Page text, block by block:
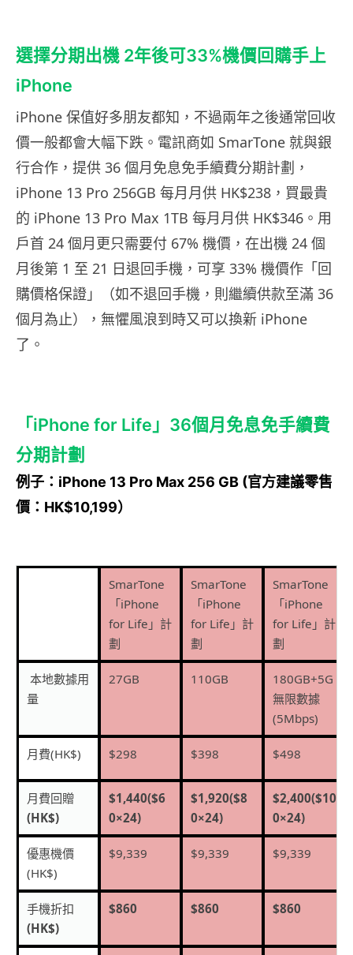
個月合
約）
(HK$)
選擇分期出機 2年後可33%機價回購手上
iPhone
iPhone 保值好多朋友都知，不過兩年之後通常回收
價一般都會大幅下跌。電訊商如 SmarTone 就與銀
行合作，提供 36 個月免息免手續費分期計劃，
iPhone 13 Pro 256GB 每月月供 HK$238，買最貴
的 iPhone 13 Pro Max 1TB 每月月供 HK$346。用
戶首 24 個月更只需要付 67% 機價，在出機 24 個
月後第 1 至 21 日退回手機，可享 33% 機價作「回
購價格保證」（如不退回手機，則繼續供款至滿 36
個月為止），無懼風浪到時又可以換新 iPhone
了。
「iPhone for Life」36個月免息免手續費
分期計劃
例子：iPhone 13 Pro Max 256 GB (官方建議零售
價：HK$10,199）
SmarTone
「iPhone
for Life 」計
劃
SmarTone
「iPhone
for Life 」計
劃
SmarTone
「iPhone
for Life 」計
劃
本地數據用
量
27GB 110GB
180GB+5G
無限數據
(5Mbps)
月費(HK$) $298 $398 $498
月費回贈
(HK$)
$1,440($6
0×24)
$1,920($8
0×24)
$2,400($10
0×24)
優惠機價
(HK$)
$9,339 $9,339 $9,339
手機折扣
(HK$)
$860 $860 $860